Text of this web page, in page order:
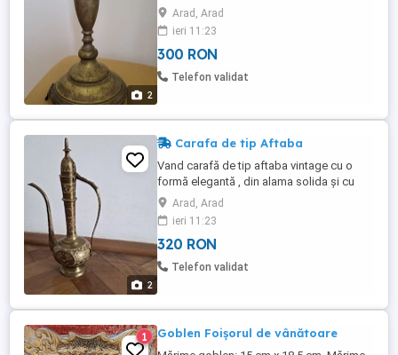
2
mici, 340 mm inaltime, 165 mm diametrul
bazei.
Arad, Arad
ieri 11:23
300 RON
Telefon validat
2
Carafa de tip Aftaba
Vand carafă de tip aftaba vintage cu o
formă elegantă , din alama solida și cu
gravuri florale si orientale , 35,5 cm
inaltime.
Arad, Arad
ieri 11:23
320 RON
Telefon validat
1 Goblen Foișorul de vânătoare